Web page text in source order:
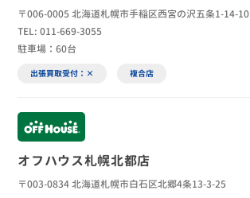
〒006-0005 北海道札幌市手稲区西宮の沢五条1-14-10
TEL: 011-669-3055
駐車場：60台
出張買取受付：× 複合店
オフハウス札幌北都店
〒003-0834 北海道札幌市白石区北郷4条13-3-25